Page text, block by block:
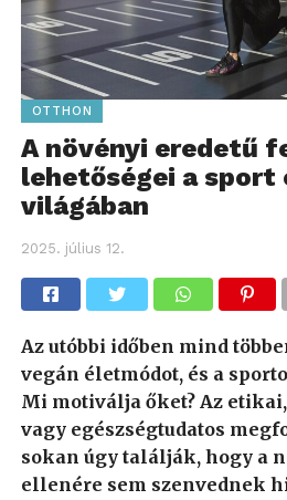
OTTHON
A növényi eredetű
lehetőségei a sport
világában
2025. július 12.
Az utóbbi időben mind
vegán életmódot, és a
Mi motiválja őket? Az
vagy egészségtudatos
sokan úgy találják, hogy a
ellenére sem szenvednek